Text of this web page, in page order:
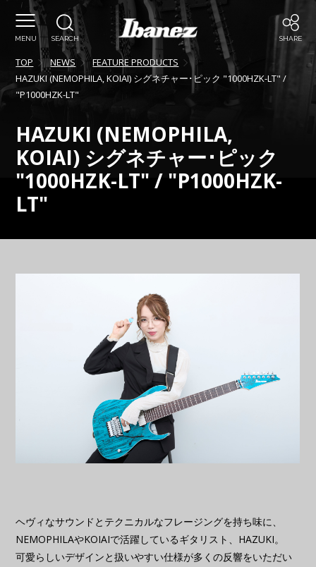
MENU SEARCH SHARE
TOP NEWS
FEATURE PRODUCTS
HAZUKI (NEMOPHILA, KOIAI) シグネチャー･ピック "1000HZK-LT" /
"P1000HZK-LT"
HAZUKI (NEMOPHILA,
KOIAI) シグネチャー･ピック
"1000HZK-LT" / "P1000HZK-
LT"
ヘヴィなサウンドとテクニカルなフレージングを持ち味に、
NEMOPHILAやKOIAIで活躍しているギタリスト、HAZUKI。
可愛らしいデザインと扱いやすい仕様が多くの反響をいただい